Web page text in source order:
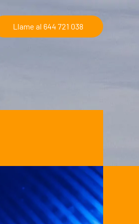
Llame al 644 721 038